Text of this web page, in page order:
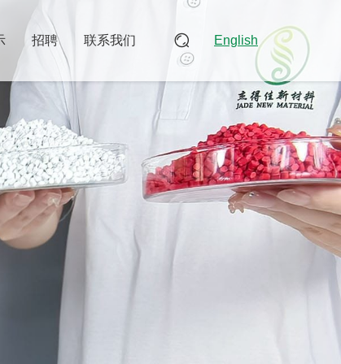
English
招聘 联系我们